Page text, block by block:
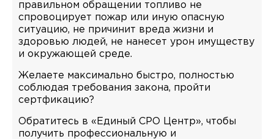
правильном обращении топливо не
спровоцирует пожар или иную опасную
ситуацию, не причинит вреда жизни и
здоровью людей, не нанесет урон имуществу
и окружающей среде.
Желаете максимально быстро, полностью
соблюдая требования закона, пройти
сертфикацию?
Обратитесь в «Единый СРО Центр», чтобы
получить профессиональную и